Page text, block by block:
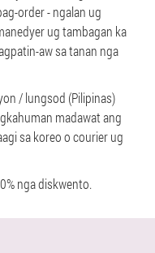
order - ngalan ug
ug tambagan ka
aw sa tanan nga
/ lungsod (Pilipinas)
madawat ang
sa koreo o courier ug
nga diskwento.